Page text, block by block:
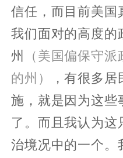
信任，而目前美国
我们面对的高度的
州
（美国偏保守
的州）
，有很多
施，就是因为这些
了。而且我认为这
治境况中的一个。